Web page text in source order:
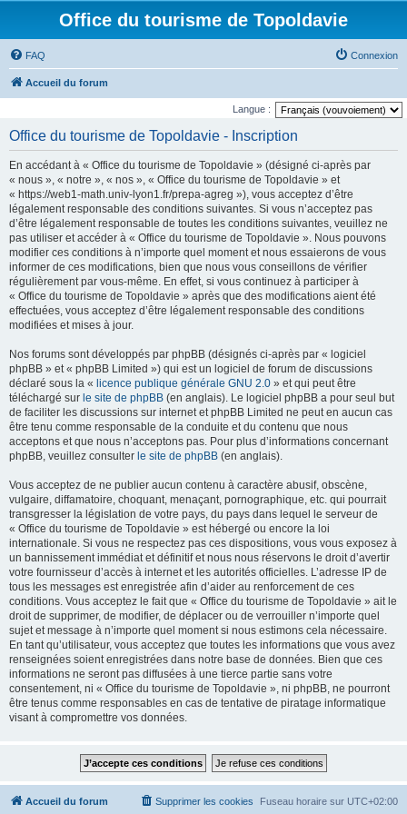
Office du tourisme de Topoldavie
FAQ Connexion
Accueil du forum
Langue :
Office du tourisme de Topoldavie - Inscription
En accédant à « Office du tourisme de Topoldavie » (désigné ci-après par
« nous », « notre », « nos », « Office du tourisme de Topoldavie » et
« https://web1-math.univ-lyon1.fr/prepa-agreg »), vous acceptez d’être
légalement responsable des conditions suivantes. Si vous n’acceptez pas
d’être légalement responsable de toutes les conditions suivantes, veuillez ne
pas utiliser et accéder à « Office du tourisme de Topoldavie ». Nous pouvons
modifier ces conditions à n’importe quel moment et nous essaierons de vous
informer de ces modifications, bien que nous vous conseillons de vérifier
régulièrement par vous-même. En effet, si vous continuez à participer à
« Office du tourisme de Topoldavie » après que des modifications aient été
effectuées, vous acceptez d’être légalement responsable des conditions
modifiées et mises à jour.
Nos forums sont développés par phpBB (désignés ci-après par « logiciel
phpBB » et « phpBB Limited ») qui est un logiciel de forum de discussions
déclaré sous la « licence publique générale GNU 2.0 » et qui peut être
téléchargé sur le site de phpBB (en anglais). Le logiciel phpBB a pour seul but
de faciliter les discussions sur internet et phpBB Limited ne peut en aucun cas
être tenu comme responsable de la conduite et du contenu que nous
acceptons et que nous n’acceptons pas. Pour plus d’informations concernant
phpBB, veuillez consulter le site de phpBB (en anglais).
Vous acceptez de ne publier aucun contenu à caractère abusif, obscène,
vulgaire, diffamatoire, choquant, menaçant, pornographique, etc. qui pourrait
transgresser la législation de votre pays, du pays dans lequel le serveur de
« Office du tourisme de Topoldavie » est hébergé ou encore la loi
internationale. Si vous ne respectez pas ces dispositions, vous vous exposez à
un bannissement immédiat et définitif et nous nous réservons le droit d’avertir
votre fournisseur d’accès à internet et les autorités officielles. L’adresse IP de
tous les messages est enregistrée afin d’aider au renforcement de ces
conditions. Vous acceptez le fait que « Office du tourisme de Topoldavie » ait le
droit de supprimer, de modifier, de déplacer ou de verrouiller n’importe quel
sujet et message à n’importe quel moment si nous estimons cela nécessaire.
En tant qu’utilisateur, vous acceptez que toutes les informations que vous avez
renseignées soient enregistrées dans notre base de données. Bien que ces
informations ne seront pas diffusées à une tierce partie sans votre
consentement, ni « Office du tourisme de Topoldavie », ni phpBB, ne pourront
être tenus comme responsables en cas de tentative de piratage informatique
visant à compromettre vos données.
Accueil du forum Fuseau horaire sur UTC+02:00
Supprimer les cookies